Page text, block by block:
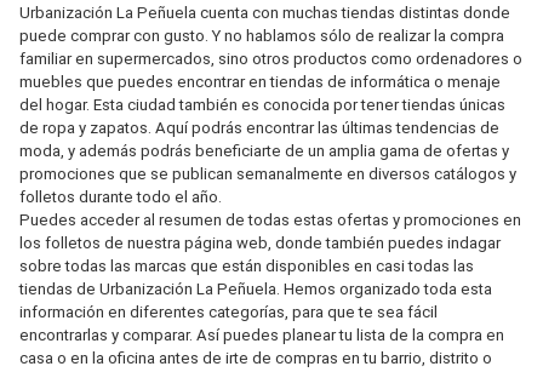
Urbanización La Peñuela cuenta con muchas tiendas distintas donde
puede comprar con gusto. Y no hablamos sólo de realizar la compra
familiar en supermercados, sino otros productos como ordenadores o
muebles que puedes encontrar en tiendas de informática o menaje
del hogar. Esta ciudad también es conocida por tener tiendas únicas
de ropa y zapatos. Aquí podrás encontrar las últimas tendencias de
moda, y además podrás beneficiarte de un amplia gama de ofertas y
promociones que se publican semanalmente en diversos catálogos y
folletos durante todo el año.
Puedes acceder al resumen de todas estas ofertas y promociones en
los folletos de nuestra página web, donde también puedes indagar
sobre todas las marcas que están disponibles en casi todas las
tiendas de Urbanización La Peñuela. Hemos organizado toda esta
información en diferentes categorías, para que te sea fácil
encontrarlas y comparar. Así puedes planear tu lista de la compra en
casa o en la oficina antes de irte de compras en tu barrio, distrito o